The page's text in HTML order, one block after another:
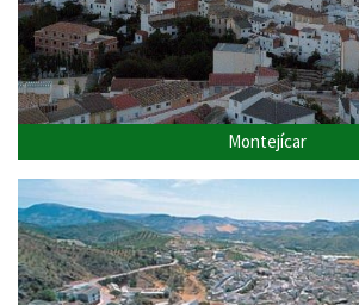
Montejícar